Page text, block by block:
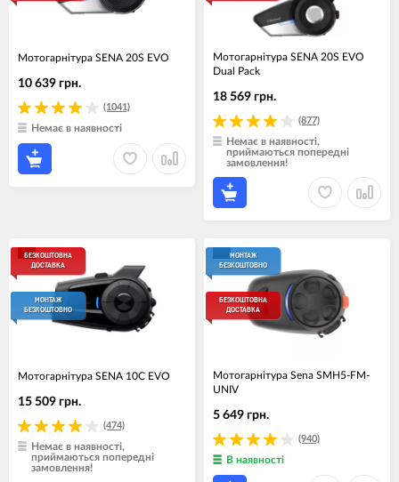
Мотогарнiтура SENA 20S EVO
(1041)
10 639 грн.
Немає в наявності
Мотогарнiтура SENA 20S EVO
Dual Pack
(877)
18 569 грн.
Немає в наявності,
приймаються попередні
замовлення!
БЕЗКОШТОВНА
ДОСТАВКА
МОНТАЖ
БЕЗКОШТОВНО
Мотогарнiтура SENA 10C EVO
(474)
15 509 грн.
Немає в наявності,
приймаються попередні
замовлення!
МОНТАЖ
БЕЗКОШТОВНО
БЕЗКОШТОВНА
ДОСТАВКА
Мотогарнiтура Sena SMH5-FM-
UNIV
(940)
5 649 грн.
В наявності